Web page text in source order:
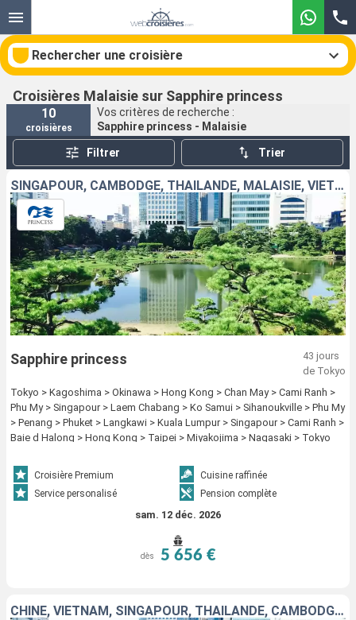
Rechercher une croisière
Nos destinations
Mois de départ
Ports Compagnies
Rechercher
Croisières Malaisie sur Sapphire princess
10
croisières
Vos critères de recherche :
Sapphire princess - Malaisie
Filtrer Trier
SINGAPOUR, CAMBODGE, THAÏLANDE, MALAISIE, VIETNAM, CHINE, TAÏWAN, JAPON
Sapphire princess
43 jours
de Tokyo
Tokyo > Kagoshima > Okinawa > Hong Kong > Chan May > Cami Ranh >
Phu My > Singapour > Laem Chabang > Ko Samui > Sihanoukville > Phu My
> Penang > Phuket > Langkawi > Kuala Lumpur > Singapour > Cami Ranh >
Baie d Halong > Hong Kong > Taipei > Miyakojima > Nagasaki > Tokyo
Croisière Premium
Cuisine raffinée
Service personalisé
Pension complète
sam. 12 déc. 2026
dès 5 656 €
CHINE, VIETNAM, SINGAPOUR, THAÏLANDE, CAMBODGE, MALAISIE, TAÏWAN, JAPON